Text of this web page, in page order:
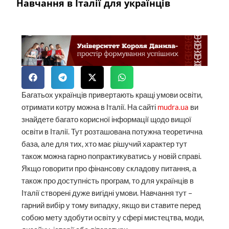
Навчання в Італії для українців
Багатьох українців привертають кращі умови освіти,
отримати котру можна в Італії. На сайті mudra.ua ви
знайдете багато корисної інформації щодо вищої
освіти в Італії. Тут розташована потужна теоретична
база, але для тих, хто має рішучий характер тут
також можна гарно попрактикуватись у новій справі.
Якщо говорити про фінансову складову питання, а
також про доступність програм, то для українців в
Італії створені дуже вигідні умови. Навчання тут –
гарний вибір у тому випадку, якщо ви ставите перед
собою мету здобути освіту у сфері мистецтва, моди,